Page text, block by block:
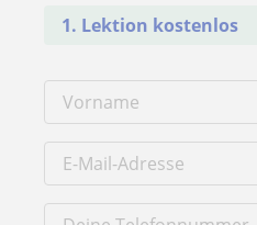
1. Lektion kostenlos